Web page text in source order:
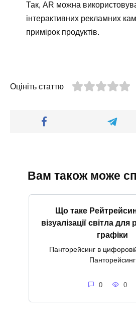
Так, AR можна
інтерактивних рекламних
примірок продуктів.
Оцініть статтю
Вам також може
Що таке
візуалізації світла для
графіки
Панторейсинг в цифоровій
Панторейсинг
0 0